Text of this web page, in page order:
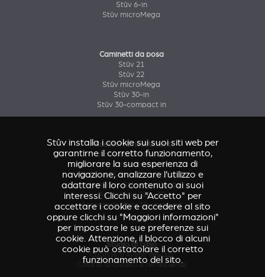
Stûv 6-in
Stûv microMega
Caminetti da posa
Stûv 21
Stûv 22
Stûv microMega
Stûv 30-in
Stûv 30-compact in
Accessori & rivestimenti
Accessorio Stûv 16
Accessori & rivestimenti Stûv 21
Accessori & rivestimenti Stûv 22
Accessorio Stûv microMega
Accessorio Stûv 30
Accessorio Stûv 30-compact
Studio di caso
Caresse d'Avenir
Casa di architetti a Nîmes(sP10)
Stûv installa i cookie sui suoi siti web per
garantirne il corretto funzionamento,
migliorare la sua esperienza di
navigazione, analizzare l'utilizzo e
adattare il loro contenuto ai suoi
interessi. Clicchi su "Accetto" per
accettare i cookie e accedere al sito
oppure clicchi su "Maggiori informazioni"
per impostare le sue preferenze sui
cookie. Attenzione, il blocco di alcuni
cookie può ostacolare il corretto
funzionamento del sito.